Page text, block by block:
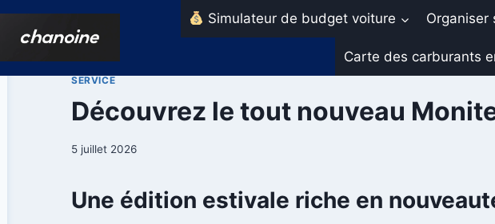
Aller
Simulateur de budget voiture Organiser
Carte des carburants
SERVICE
Découvrez le tout nouveau
5 juillet 2026
Une édition estivale riche en